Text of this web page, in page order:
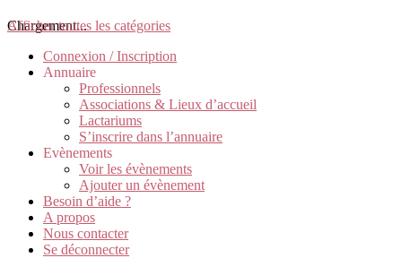
Chargement...
Afficher toutes les catégories
Connexion / Inscription
Annuaire
Professionnels
Associations & Lieux d’accueil
Lactariums
S’inscrire dans l’annuaire
Evènements
Voir les évènements
Ajouter un évènement
Besoin d’aide ?
A propos
Nous contacter
Se déconnecter